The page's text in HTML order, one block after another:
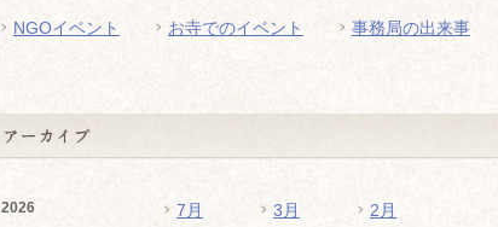
NGOイベント お寺でのイベント 事務局の出来事
2026 7月 3月 2月